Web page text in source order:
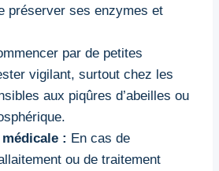
préserver ses enzymes et
par de petites
vigilant, surtout chez les
aux piqûres d’abeilles ou
: En cas de
ou de traitement